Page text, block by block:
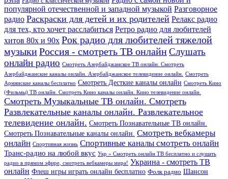
популярной отечественной и западной музыкой Разговорное
радио Раскраски для детей и их родителей Релакс радио
для тех, кто хочет расслабиться Ретро радио для любителей
хитов 80х и 90х Рок радио для любителей тяжелой
музыкиРоссия - смотреть ТВ онлайнСлушать
онлайн радио Смотреть Азербайджанское ТВ онлайн. Смотреть
Азербайджанские каналы онлайн. Азербайджанское телевидение онлайн.
Смотреть
Армянские каналы бесплатно Смотреть Десткие каналы онлайн Смотреть Кино
(Фильмы) ТВ онлайн. Смотреть Кино каналы онлайн. Кино телевидение онлайн.
Смотреть Музыкальные ТВ онлайн. Смотреть
Развлекательные каналы онлайн. Развлекательное
телевидение онлайн. Смотреть Познавательные ТВ онлайн.
Смотреть Познавательные каналы онлайн. Смотреть вебкамеры
онлайн Спортивная жизнь Спортивные каналы смотреть онлайн
Транс-радио на любой вкус Укр » Смотреть онлайн ТВ бесплатно и слушать
радио в прямом эфире, смотреть вебкамеры мира! Украина - смотреть ТВ
онлайн Флеш игры играть онлайн бесплатно Фолк радио Шансон